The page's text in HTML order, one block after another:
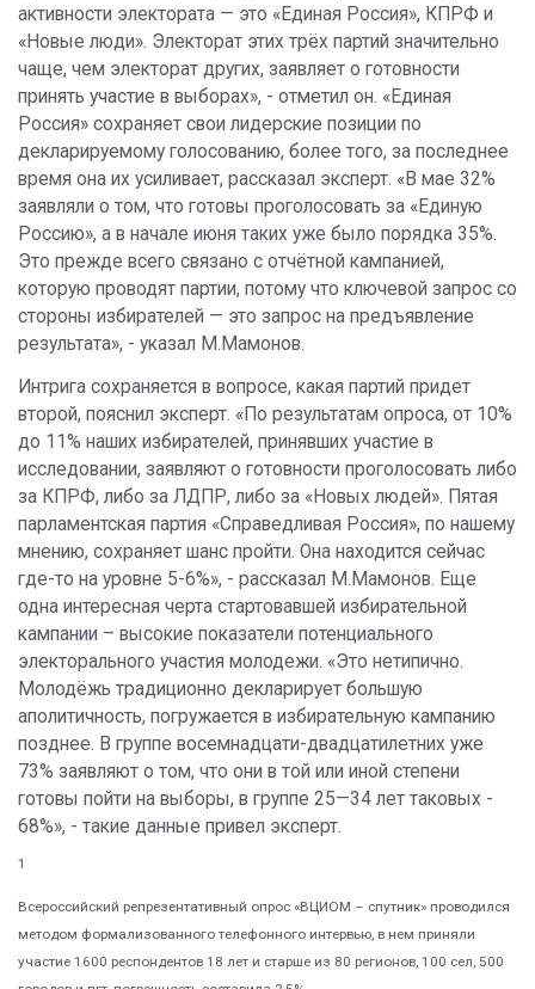
активности электората — это «Единая Россия», КПРФ и
«Новые люди». Электорат этих трёх партий значительно
чаще, чем электорат других, заявляет о готовности
принять участие в выборах», - отметил он. «Единая
Россия» сохраняет свои лидерские позиции по
декларируемому голосованию, более того, за последнее
время она их усиливает, рассказал эксперт. «В мае 32%
заявляли о том, что готовы проголосовать за «Единую
Россию», а в начале июня таких уже было порядка 35%.
Это прежде всего связано с отчётной кампанией,
которую проводят партии, потому что ключевой запрос со
стороны избирателей — это запрос на предъявление
результата», - указал М.Мамонов.
Интрига сохраняется в вопросе, какая партий придет
второй, пояснил эксперт. «По результатам опроса, от 10%
до 11% наших избирателей, принявших участие в
исследовании, заявляют о готовности проголосовать либо
за КПРФ, либо за ЛДПР, либо за «Новых людей». Пятая
парламентская партия «Справедливая Россия», по нашему
мнению, сохраняет шанс пройти. Она находится сейчас
где-то на уровне 5-6%», - рассказал М.Мамонов. Еще
одна интересная черта стартовавшей избирательной
кампании – высокие показатели потенциального
электорального участия молодежи. «Это нетипично.
Молодёжь традиционно декларирует большую
аполитичность, погружается в избирательную кампанию
позднее. В группе восемнадцати-двадцатилетних уже
73% заявляют о том, что они в той или иной степени
готовы пойти на выборы, в группе 25—34 лет таковых -
68%», - такие данные привел эксперт.
1
Всероссийский репрезентативный опрос «ВЦИОМ – спутник» проводился
методом формализованного телефонного интервью, в нем приняли
участие 1600 респондентов 18 лет и старше из 80 регионов, 100 сел, 500